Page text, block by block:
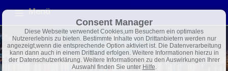
Menü
Consent Manager
Diese Webseite verwendet Cookies,um Besuchern ein optimales
Nutzererlebnis zu bieten. Bestimmte Inhalte von Drittanbietern werden nur
angezeigt,wenn die entsprechende Option aktiviert ist. Die Datenverarbeitung
kann dann auch in einem Drittland erfolgen. Weitere Informationen hierzu in
der Datenschutzerklärung. Weitere Informationen zu den Auswirkungen Ihrer
Auswahl finden Sie unter Hilfe.